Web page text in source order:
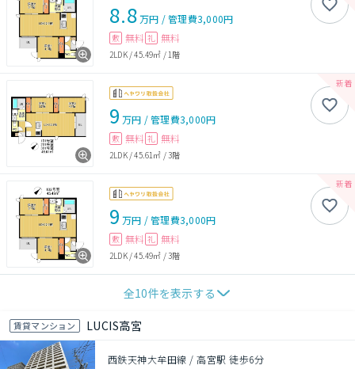
8.8万円 /管理費3,000円
敷 無料 礼 無料
2LDK/45.49㎡ /1階
9 万円 /管理費3,000円
敷 無料 礼 無料
2LDK/45.61㎡ /3階
9 万円 /管理費3,000円
敷 無料 礼 無料
2LDK/45.49㎡ /3階
全10件を表示する
賃貸マンション LUCIS高宮
西鉄天神大牟田線 / 高宮駅 徒歩6分